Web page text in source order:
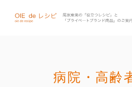
病院・高齢